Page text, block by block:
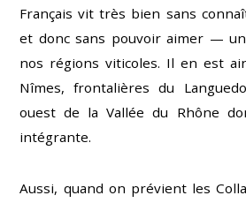
Français vit très bien sans
et donc sans pouvoir aimer —
nos régions viticoles. Il en est
Nîmes, frontalières du
ouest de la Vallée du Rhône
intégrante.
Aussi, quand on prévient les